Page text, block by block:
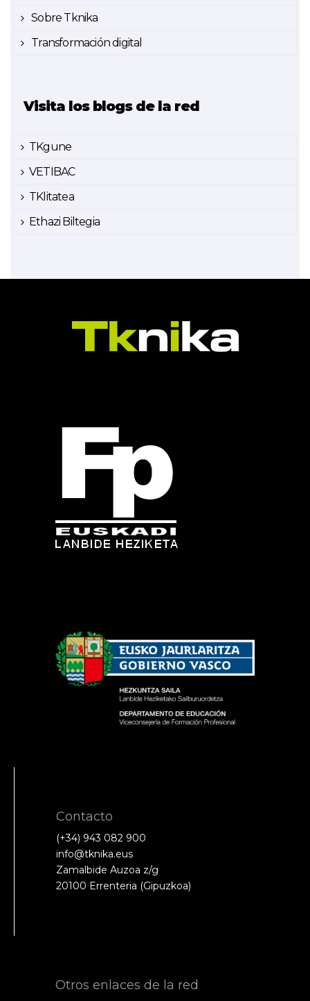
Sobre Tknika
Transformación digital
Visita los blogs de la red
TKgune
VETIBAC
TKlitatea
Ethazi Biltegia
Contacto
(+34) 943 082 900
info@tknika.eus
Zamalbide Auzoa z/g
20100 Errenteria (Gipuzkoa)
Otros enlaces de la red